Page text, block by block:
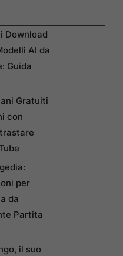
Download
AI da
Guida
Gratuiti
con
per
da
Partita
il suo